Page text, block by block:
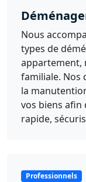
Nous
types de
appartement,
familiale. Nos
la
vos biens
rapide,
Professionnels